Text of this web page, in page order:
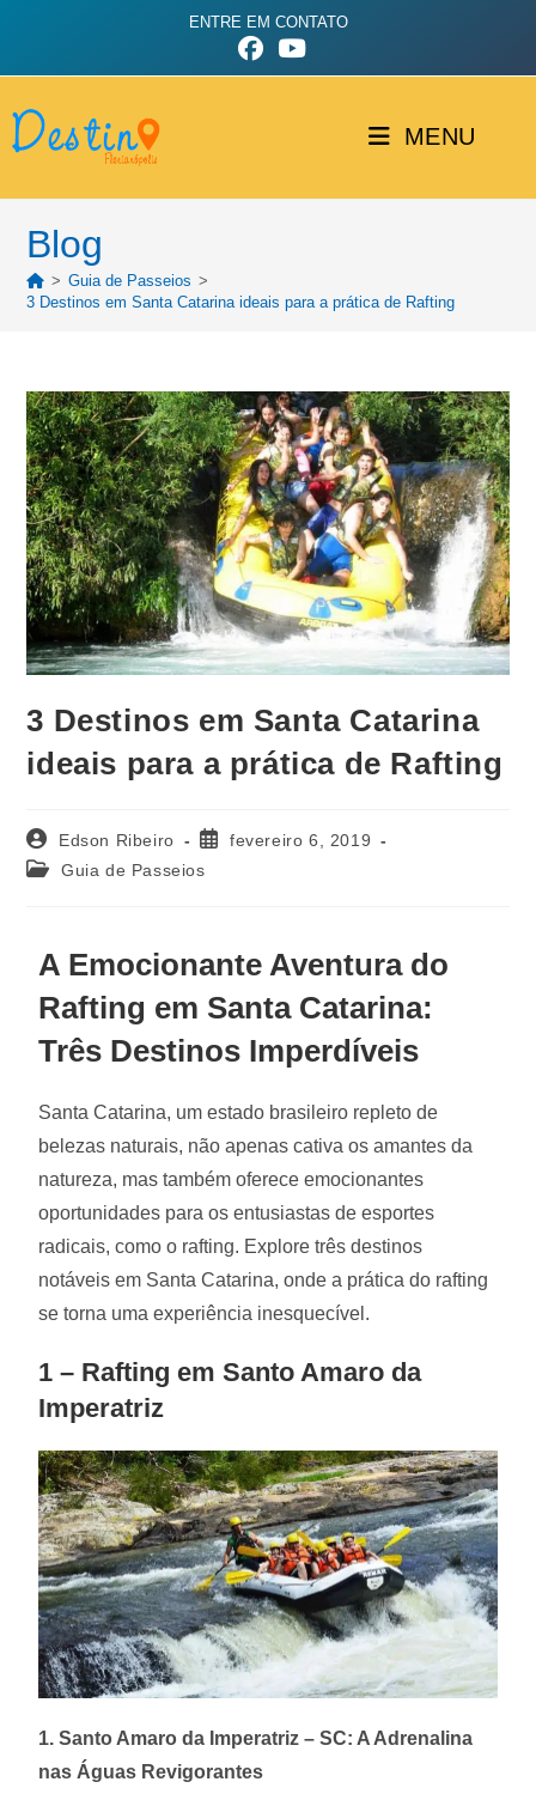
ENTRE EM CONTATO
MENU
Blog
> Guia de Passeios >
3 Destinos em Santa Catarina ideais para a prática de Rafting
3 Destinos em Santa Catarina
ideais para a prática de Rafting
Edson Ribeiro
fevereiro 6, 2019
Guia de Passeios
A Emocionante Aventura do
Rafting em Santa Catarina:
Três Destinos Imperdíveis
Santa Catarina, um estado brasileiro repleto de
belezas naturais, não apenas cativa os amantes da
natureza, mas também oferece emocionantes
oportunidades para os entusiastas de esportes
radicais, como o rafting. Explore três destinos
notáveis em Santa Catarina, onde a prática do rafting
se torna uma experiência inesquecível.
1 – Rafting em Santo Amaro da
Imperatriz
1. Santo Amaro da Imperatriz – SC: A Adrenalina
nas Águas Revigorantes